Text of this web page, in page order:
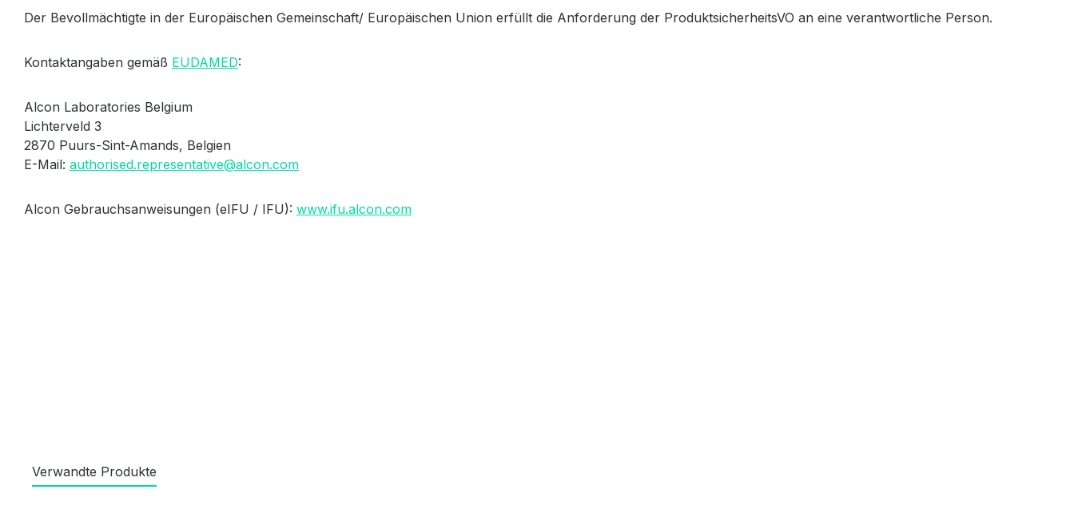
Der Bevollmächtigte in der Europäischen Gemeinschaft/ Europäischen Union erfüllt die Anforderung der ProduktsicherheitsVO an eine verantwortliche Person.
Kontaktangaben gemäß EUDAMED:
Alcon Laboratories Belgium
Lichterveld 3
2870 Puurs-Sint-Amands, Belgien
E-Mail: authorised.representative@alcon.com
Alcon Gebrauchsanweisungen (eIFU / IFU): www.ifu.alcon.com
Verwandte Produkte